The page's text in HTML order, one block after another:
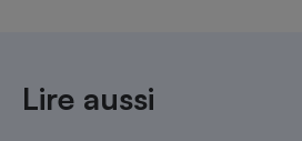
Lire aussi